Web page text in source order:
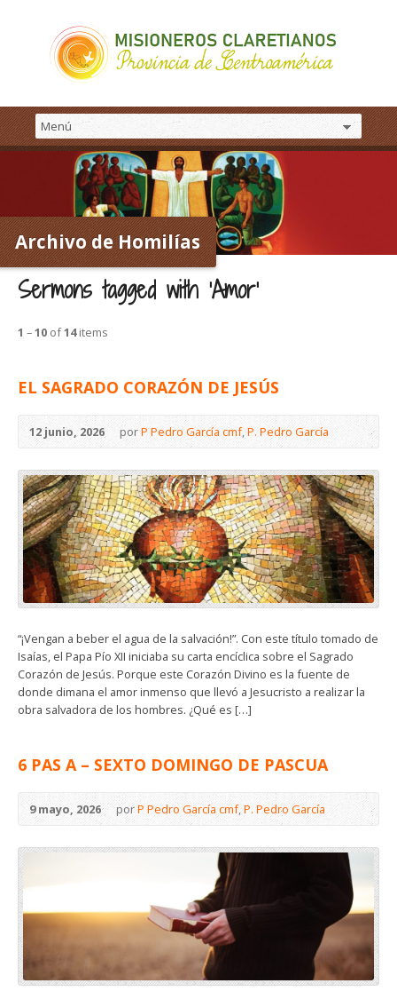
Archivo de Homilías
Sermons tagged with ‘Amor’
1 –10 of14items
EL SAGRADO CORAZÓN DE JESÚS
12 junio, 2026 porP Pedro García cmf,P. Pedro García
“¡Vengan a beber el agua de la salvación!”. Con este título tomado de
Isaías, el Papa Pío XII iniciaba su carta encíclica sobre el Sagrado
Corazón de Jesús. Porque este Corazón Divino es la fuente de
donde dimana el amor inmenso que llevó a Jesucristo a realizar la
obra salvadora de los hombres. ¿Qué es […]
6 PAS A – SEXTO DOMINGO DE PASCUA
9 mayo, 2026 porP Pedro García cmf,P. Pedro García